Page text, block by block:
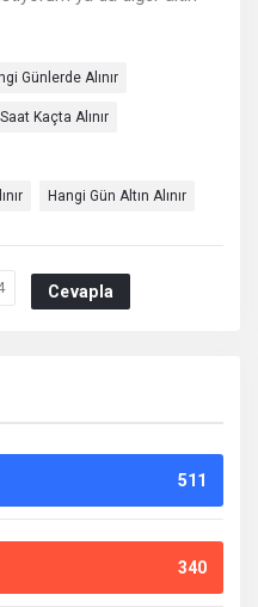
Günlerde Alınır
Kaçta Alınır
Hangi Gün Altın Alınır
Cevapla
511
340